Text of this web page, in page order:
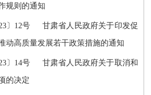
规则的通知
〕12号 甘肃省人民政府关于印发促
动高质量发展若干政策措施的通知
〕14号 甘肃省人民政府关于取消和
的决定